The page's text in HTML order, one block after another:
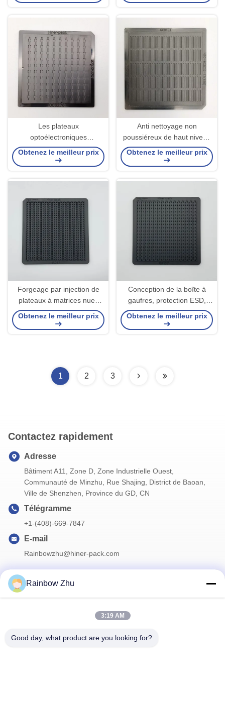
Les plateaux
optoélectroniques
d'emballage de composants
nus meurent
Obtenez le meilleur prix
Anti nettoyage non
poussiéreux de haut niveau
de empaquetage statique de
plateaux d'IC
Obtenez le meilleur prix
Forgeage par injection de
plateaux à matrices nues
avec ABS antistatique et
classe propre élevée
Obtenez le meilleur prix
Conception de la boîte à
gaufres, protection ESD,
plateaux à matrices nues
pour les composants de
Obtenez le meilleur prix
1 2 3
Contactez rapidement
Adresse
Bâtiment A11, Zone D, Zone Industrielle Ouest,
Communauté de Minzhu, Rue Shajing, District de Baoan,
Ville de Shenzhen, Province du GD, CN
Télégramme
+1-(408)-669-7847
E-mail
Rainbowzhu@hiner-pack.com
encore.
Rainbow Zhu
3:19 AM
Good day, what product are you looking for?